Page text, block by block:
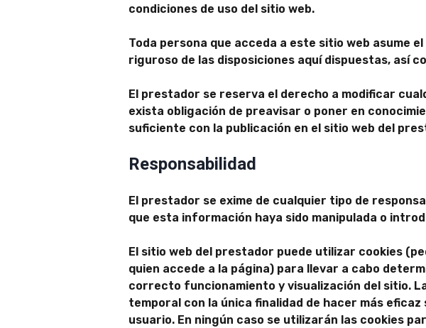
condiciones de uso del sitio web.
Toda persona que acceda a este sitio web asume
riguroso de las disposiciones aquí dispuestas, así
El prestador se reserva el derecho a modificar
exista obligación de preavisar o poner en
suficiente con la publicación en el sitio web del
Responsabilidad
El prestador se exime de cualquier tipo de
que esta información haya sido manipulada o
El sitio web del prestador puede utilizar cookies
quien accede a la página) para llevar a cabo
correcto funcionamiento y visualización del sitio.
temporal con la única finalidad de hacer más
usuario. En ningún caso se utilizarán las cookies